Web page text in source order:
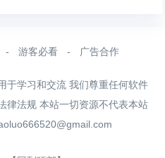
- 游客必看 - 广告合作
于学习和交流 我们尊重任何软件
律法规 本站一切资源不代表本站